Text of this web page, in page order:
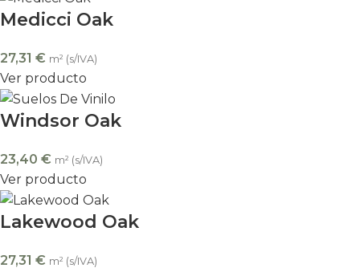
Medicci Oak
27,31 € m² (s/IVA)
Ver producto
Windsor Oak
23,40 € m² (s/IVA)
Ver producto
Lakewood Oak
27,31 € m² (s/IVA)